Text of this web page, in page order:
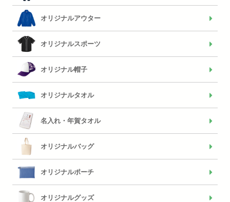
オリジナルアウター
オリジナルスポーツ
オリジナル帽子
オリジナルタオル
名入れ・年賀タオル
オリジナルバッグ
オリジナルポーチ
オリジナルグッズ